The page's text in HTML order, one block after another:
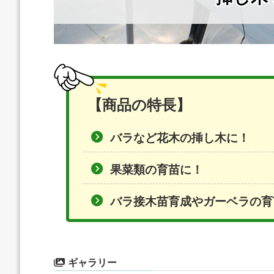
【商品の特長】
バラなど花木の挿し木に！
果菜類の育苗に！
バラ接木苗育成やガーベラの
ギャラリー